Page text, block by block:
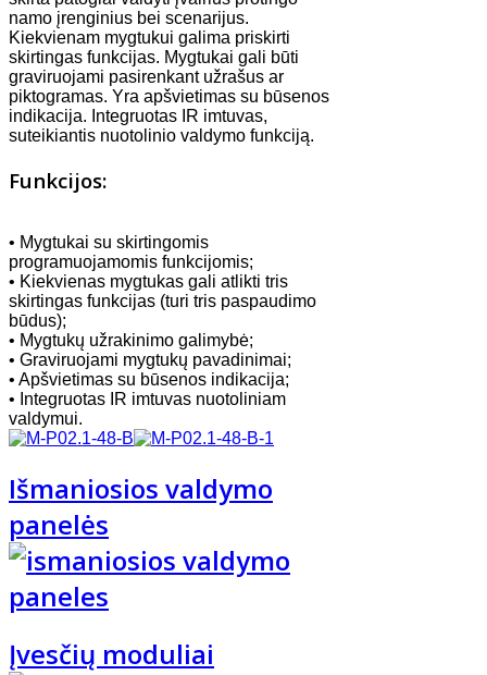
namo įrenginius bei scenarijus.
Kiekvienam mygtukui galima priskirti
skirtingas funkcijas. Mygtukai gali būti
graviruojami pasirenkant užrašus ar
piktogramas. Yra apšvietimas su būsenos
indikacija. Integruotas IR imtuvas,
suteikiantis nuotolinio valdymo funkciją.
Funkcijos:
• Mygtukai su skirtingomis
programuojamomis funkcijomis;
• Kiekvienas mygtukas gali atlikti tris
skirtingas funkcijas (turi tris paspaudimo
būdus);
• Mygtukų užrakinimo galimybė;
• Graviruojami mygtukų pavadinimai;
• Apšvietimas su būsenos indikacija;
• Integruotas IR imtuvas nuotoliniam
valdymui.
Išmaniosios valdymo
panelės
Įvesčių moduliai